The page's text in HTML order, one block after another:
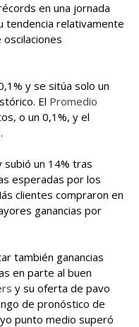
en una jornada
tendencia relativamente
y se sitúa solo un
El Promedio
o un 0,1%, y el
un 14% tras
esperadas por los
clientes compraron en
ganancias por
también ganancias
en parte al buen
y su oferta de pavo
de pronóstico de
punto medio superó